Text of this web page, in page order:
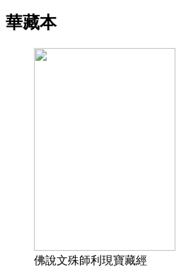
華藏本
佛說文殊師利現寶藏經